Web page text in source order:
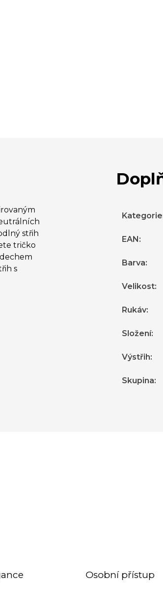
střih
tričko
s
Kategorie
EAN :
Barva:
Velikost:
Rukáv:
Složení:
Výstřih:
Skupina:
Osobní přístup